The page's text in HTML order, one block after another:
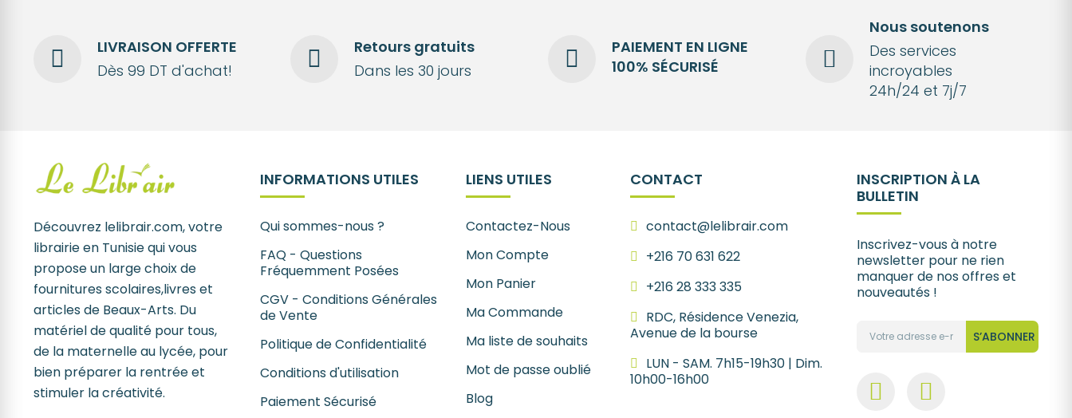
LIVRAISON OFFERTE
Dès 99 DT d'achat!
Retours gratuits
Dans les 30 jours
PAIEMENT EN LIGNE
100% SÉCURISÉ
Nous soutenons
Des services
incroyables
24h/24 et 7j/7
Découvrez lelibrair.com, votre
librairie en Tunisie qui vous
propose un large choix de
fournitures scolaires,livres et
articles de Beaux-Arts. Du
matériel de qualité pour tous,
de la maternelle au lycée, pour
bien préparer la rentrée et
stimuler la créativité.
INFORMATIONS UTILES
Qui sommes-nous ?
FAQ - Questions
Fréquemment Posées
CGV - Conditions Générales
de Vente
Politique de Confidentialité
Conditions d'utilisation
Paiement Sécurisé
LIENS UTILES
Contactez-Nous
Mon Compte
Mon Panier
Ma Commande
Ma liste de souhaits
Mot de passe oublié
Blog
CONTACT
contact@lelibrair.com
+216 70 631 622
+216 28 333 335
RDC, Résidence Venezia,
Avenue de la bourse
LUN - SAM. 7h15-19h30 | Dim.
10h00-16h00
INSCRIPTION À LA
BULLETIN
Inscrivez-vous à notre
newsletter pour ne rien
manquer de nos offres et
nouveautés !
S’ABONNER